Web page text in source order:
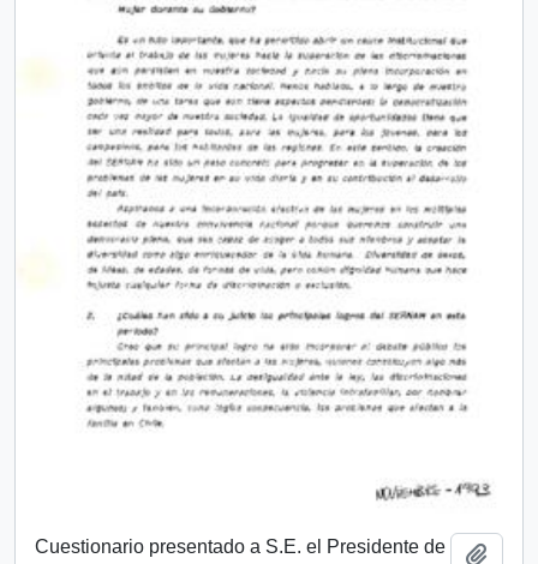
Cuestionario presentado a S.E. el Presidente de